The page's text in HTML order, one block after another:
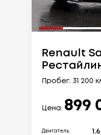
Renault
Пробег: 31 200
Цена: 899
Двигатель: